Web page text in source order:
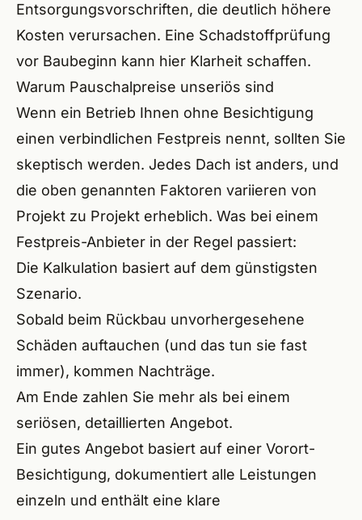
Entsorgungsvorschriften, die deutlich höhere
Kosten verursachen. Eine Schadstoffprüfung
vor Baubeginn kann hier Klarheit schaffen.
Warum Pauschalpreise unseriös sind
Wenn ein Betrieb Ihnen ohne Besichtigung
einen verbindlichen Festpreis nennt, sollten Sie
skeptisch werden. Jedes Dach ist anders, und
die oben genannten Faktoren variieren von
Projekt zu Projekt erheblich. Was bei einem
Festpreis-Anbieter in der Regel passiert:
Die Kalkulation basiert auf dem günstigsten
Szenario.
Sobald beim Rückbau unvorhergesehene
Schäden auftauchen (und das tun sie fast
immer), kommen Nachträge.
Am Ende zahlen Sie mehr als bei einem
seriösen, detaillierten Angebot.
Ein gutes Angebot basiert auf einer Vorort-
Besichtigung, dokumentiert alle Leistungen
einzeln und enthält eine klare